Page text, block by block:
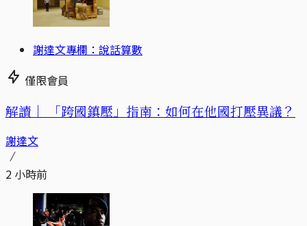
謝達文專欄：說話算數
僅限會員
解讀｜ 「跨國鎮壓」指南：如何在他國打壓異議？
謝達文
2 小時前